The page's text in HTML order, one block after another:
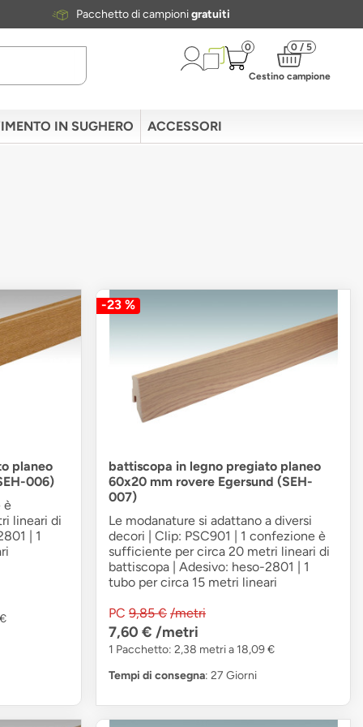
Pacchetto di campionigratuiti
0 0 / 5
Cestino campione
IN SUGHERO ACCESSORI
planeo
006)
è
lineari di
| 1
-23 %
battiscopa in legno pregiato planeo
60x20 mm rovere Egersund (SEH-
007)
Le modanature si adattano a diversi
decori | Clip: PSC901 | 1 confezione è
sufficiente per circa 20 metri lineari di
battiscopa | Adesivo: heso-2801 | 1
tubo per circa 15 metri lineari
PC 9,85 € /metri
7,60 € /metri
1 Pacchetto: 2,38 metri a 18,09 €
Tempi di consegna: 27 Giorni